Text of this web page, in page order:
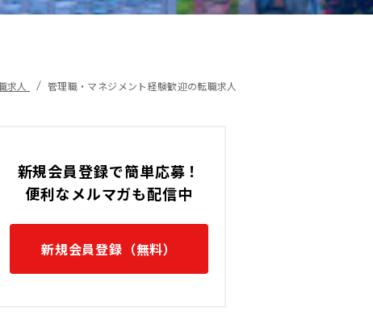
求人 管理職・マネジメント経験歓迎の転職求人
新規会員登録で簡単応募！
便利なメルマガも配信中
新規会員登録（無料）